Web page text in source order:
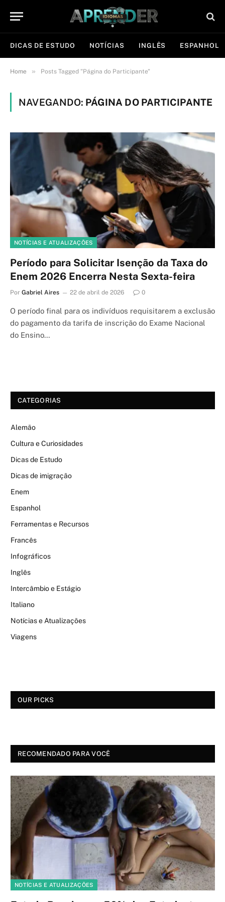
DICAS DE ESTUDO NOTÍCIAS INGLÊS ESPANHOL
Home » Posts Tagged "Página do Participante"
NAVEGANDO: PÁGINA DO PARTICIPANTE
NOTÍCIAS E ATUALIZAÇÕES
Período para Solicitar Isenção da Taxa do
Enem 2026 Encerra Nesta Sexta-feira
Por Gabriel Aires 22 de abril de 2026 0
O período final para os indivíduos requisitarem a exclusão
do pagamento da tarifa de inscrição do Exame Nacional
do Ensino…
CATEGORIAS
Alemão
Cultura e Curiosidades
Dicas de Estudo
Dicas de imigração
Enem
Espanhol
Ferramentas e Recursos
Francês
Infográficos
Inglês
Intercâmbio e Estágio
Italiano
Notícias e Atualizações
Viagens
OUR PICKS
RECOMENDADO PARA VOCÊ
NOTÍCIAS E ATUALIZAÇÕES